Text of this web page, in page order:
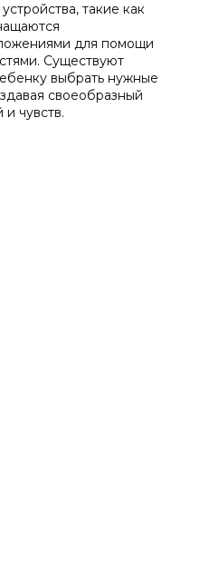
такие как
для помощи
Существуют
выбрать нужные
своеобразный
чувств.